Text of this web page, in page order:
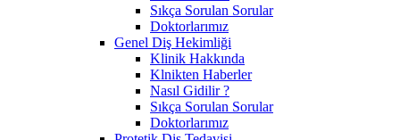
Sıkça Sorulan Sorular
Doktorlarımız
Genel Diş Hekimliği
Klinik Hakkında
Klnikten Haberler
Nasıl Gidilir ?
Sıkça Sorulan Sorular
Doktorlarımız